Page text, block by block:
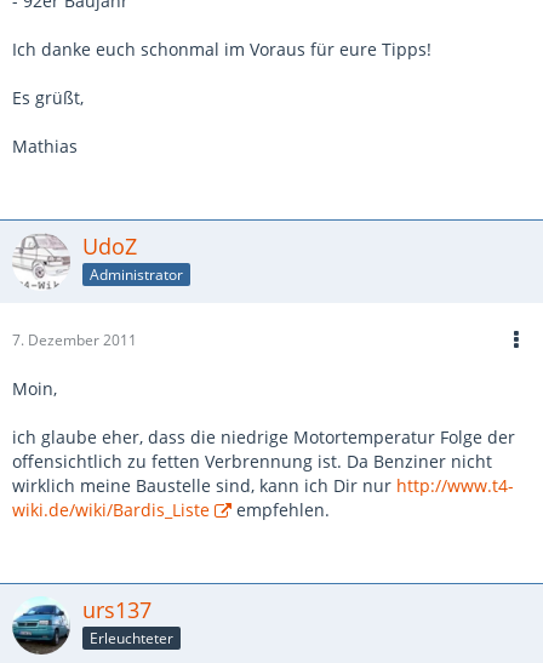
Ich danke euch schonmal im Voraus für eure Tipps!
Es grüßt,
Mathias
UdoZ
Administrator
7. Dezember 2011
Moin,
ich glaube eher, dass die niedrige Motortemperatur Folge der
offensichtlich zu fetten Verbrennung ist. Da Benziner nicht
wirklich meine Baustelle sind, kann ich Dir nur http://www.t4-
wiki.de/wiki/Bardis_Liste
empfehlen.
urs137
Erleuchteter